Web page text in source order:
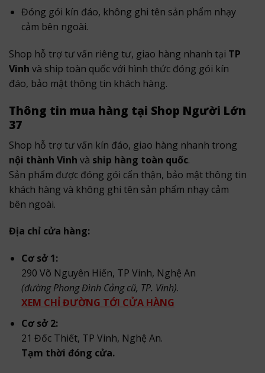
Đóng gói kín đáo, không ghi tên sản phẩm nhạy
cảm bên ngoài.
Shop hỗ trợ tư vấn riêng tư, giao hàng nhanh tại TP
Vinh và ship toàn quốc với hình thức đóng gói kín
đáo, bảo mật thông tin khách hàng.
Thông tin mua hàng tại Shop Người Lớn
37
Shop hỗ trợ tư vấn kín đáo, giao hàng nhanh trong
nội thành Vinh và ship hàng toàn quốc.
Sản phẩm được đóng gói cẩn thận, bảo mật thông tin
khách hàng và không ghi tên sản phẩm nhạy cảm
bên ngoài.
Địa chỉ cửa hàng:
Cơ sở 1:
290 Võ Nguyên Hiến, TP Vinh, Nghệ An
(đường Phong Đình Cảng cũ, TP. Vinh).
XEM CHỈ ĐƯỜNG TỚI CỬA HÀNG
Cơ sở 2:
21 Đốc Thiết, TP Vinh, Nghệ An.
Tạm thời đóng cửa.